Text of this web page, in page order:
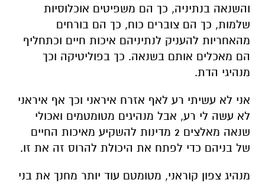
והשנאה בנתיניה, כך הם משפיטים אוכלוסיות
שלמות, כך הם צוברים כוח, כך הם בורחים
מהאחריות להעניק לנתיניהם איכות חיים וכתחליף
הם מאכלים אותם בשנאה. כך בפוליטיקה וכך
מנהיגי הדת.
אני לא עשיתי רע לאף אזרח איראני וכך אף איראני
לא עשה לי רע, אבל מנהיגים מטומטמים ואכולי
שנאה מאלצים 2 מדינות להשקיע מאיכות החיים
של בניהם כדי לפתח את היכולת להרוס זה את זו.
מנהיג צפון קוראני, מטומטם עוד יותר מחנך את בני